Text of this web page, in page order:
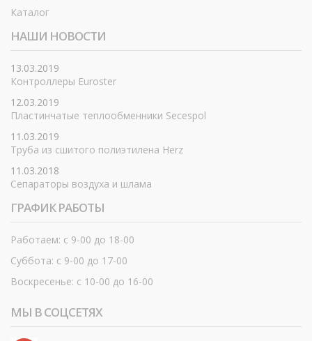
Каталог
НАШИ НОВОСТИ
13.03.2019
Контроллеры Euroster
12.03.2019
Пластинчатые теплообменники Secespol
11.03.2019
Труба из сшитого полиэтилена Herz
11.03.2018
Сепараторы воздуха и шлама
ГРАФИК РАБОТЫ
Работаем: с 9-00 до 18-00
Суббота: с 9-00 до 17-00
Воскресенье: с 10-00 до 16-00
МЫ В СОЦСЕТЯХ